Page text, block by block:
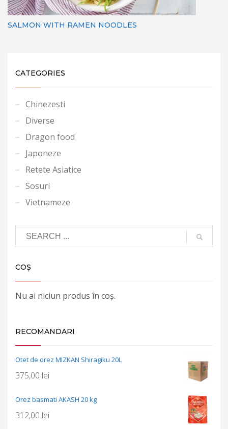
SALMON WITH RAMEN NOODLES
CATEGORIES
Chinezesti
Diverse
Dragon food
Japoneze
Retete Asiatice
Sosuri
Vietnameze
COȘ
Nu ai niciun produs în coș.
RECOMANDARI
Otet de orez MIZKAN Shiragiku 20L
375,00 lei
Orez basmati AKASH 20 kg
312,00 lei